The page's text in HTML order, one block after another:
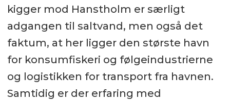
kigger mod Hanstholm er særligt
adgangen til saltvand, men også det
faktum, at her ligger den største havn
for konsumfiskeri og følgeindustrierne
og logistikken for transport fra havnen.
Samtidig er der erfaring med